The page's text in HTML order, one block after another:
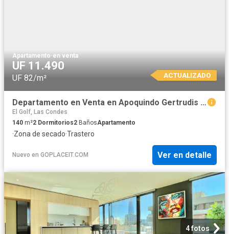
Apartamento·en venta
UF 11.490
UF 82/m² ACTUALIZADO
Departamento en Venta en Apoquindo Gertrudis Echeñique
El Golf, Las Condes
140 m²2 Dormitorios2 BañosApartamento
·Zona de secado·Trastero
Nuevo en GOPLACEIT.COM Ver en detalle
4 fotos